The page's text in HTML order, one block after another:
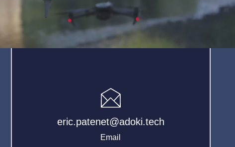
eric.patenet@adoki.tech
Email